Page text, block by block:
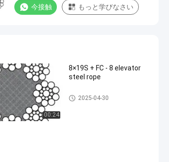
今接触 もっと学びなさい
00:24
8×19S + FC - 8 elevator
steel rope
Traction Rope
2025-04-30